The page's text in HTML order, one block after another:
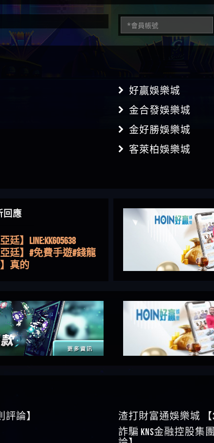
好贏娛樂城
金合發娛樂城
金好勝娛樂城
客萊柏娛樂城
回應
鴻傑】請問一下100多萬
亞廷】#免費手遊#錢龍
真的
如軒】黑網一個呵呵
不要玩
依】爛死了拉贏錢直
號可以去吃屎
茹】推薦小畢，我也
的會員～～
羭】推推
娛樂城】還會自己做假
毀謗欸哈哈哈好厲
堪】黑網不出金
】唬爛不出金黑網垃圾
曄】所以會出金嗎現
一樣的狀況
揚】廢物喔
評論】
渣打財富通娛樂城 【